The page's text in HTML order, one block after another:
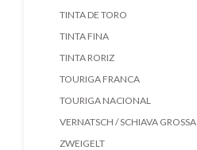
TINTA DE TORO
TINTA FINA
TINTA RORIZ
TOURIGA FRANCA
TOURIGA NACIONAL
VERNATSCH / SCHIAVA GROSSA
ZWEIGELT